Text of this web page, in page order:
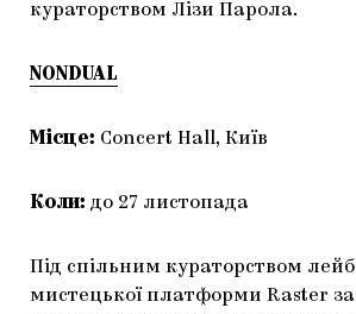
кураторством Лізи Парола.
NONDUAL
Місце: Concert Hall, Київ
Коли: до 27 листопада
Під спільним кураторством
мистецької платформи Raster